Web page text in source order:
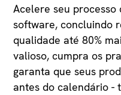
Acelere seu
software, concluindo
qualidade até 80%
valioso, cumpra os
garanta que seus
antes do calendário -